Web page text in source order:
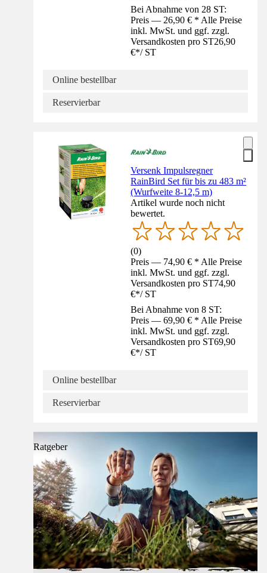
Bei Abnahme von 28 ST:
Preis — 26,90 € * Alle Preise
inkl. MwSt. und ggf. zzgl.
Versandkosten pro ST26,90
€*/ ST
Online bestellbar
Reservierbar
Versenk Impulsregner
RainBird Set für bis zu 483 m²
(Wurfweite 8-12,5 m)
Artikel wurde noch nicht
bewertet.
(0)
Preis — 74,90 € * Alle Preise
inkl. MwSt. und ggf. zzgl.
Versandkosten pro ST74,90
€*/ ST
Bei Abnahme von 8 ST:
Preis — 69,90 € * Alle Preise
inkl. MwSt. und ggf. zzgl.
Versandkosten pro ST69,90
€*/ ST
Online bestellbar
Reservierbar
Ratgeber